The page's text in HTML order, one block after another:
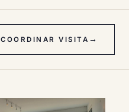
COORDINAR VISITA →